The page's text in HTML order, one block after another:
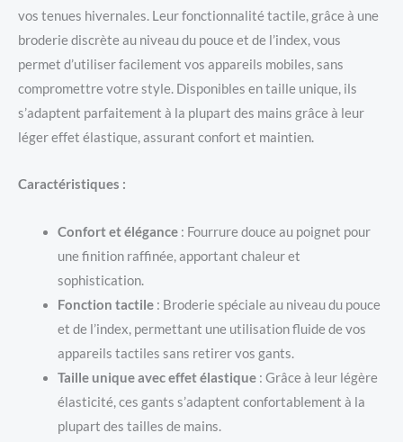
vos tenues hivernales. Leur fonctionnalité tactile, grâce à une
broderie discrète au niveau du pouce et de l’index, vous
permet d’utiliser facilement vos appareils mobiles, sans
compromettre votre style. Disponibles en taille unique, ils
s’adaptent parfaitement à la plupart des mains grâce à leur
léger effet élastique, assurant confort et maintien.
Caractéristiques :
Confort et élégance: Fourrure douce au poignet pour
une finition raffinée, apportant chaleur et
sophistication.
Fonction tactile: Broderie spéciale au niveau du pouce
et de l’index, permettant une utilisation fluide de vos
appareils tactiles sans retirer vos gants.
Taille unique avec effet élastique: Grâce à leur légère
élasticité, ces gants s’adaptent confortablement à la
plupart des tailles de mains.